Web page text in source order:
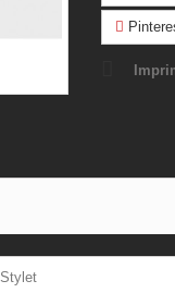
Stylet